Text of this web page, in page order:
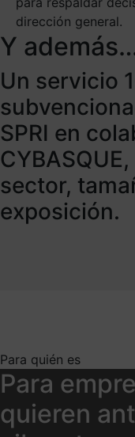
dirección general.
Y
Un servicio
SPRI en
sector,
exposición.
Para quién es
Para
quieren